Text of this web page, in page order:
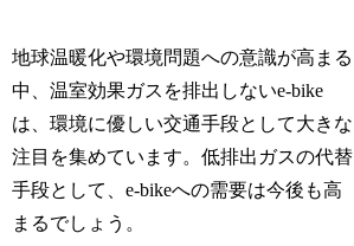
地球温暖化や環境問題への意識が高まる
中、温室効果ガスを排出しないe-bike
は、環境に優しい交通手段として大きな
注目を集めています。低排出ガスの代替
手段として、e-bikeへの需要は今後も高
まるでしょう。